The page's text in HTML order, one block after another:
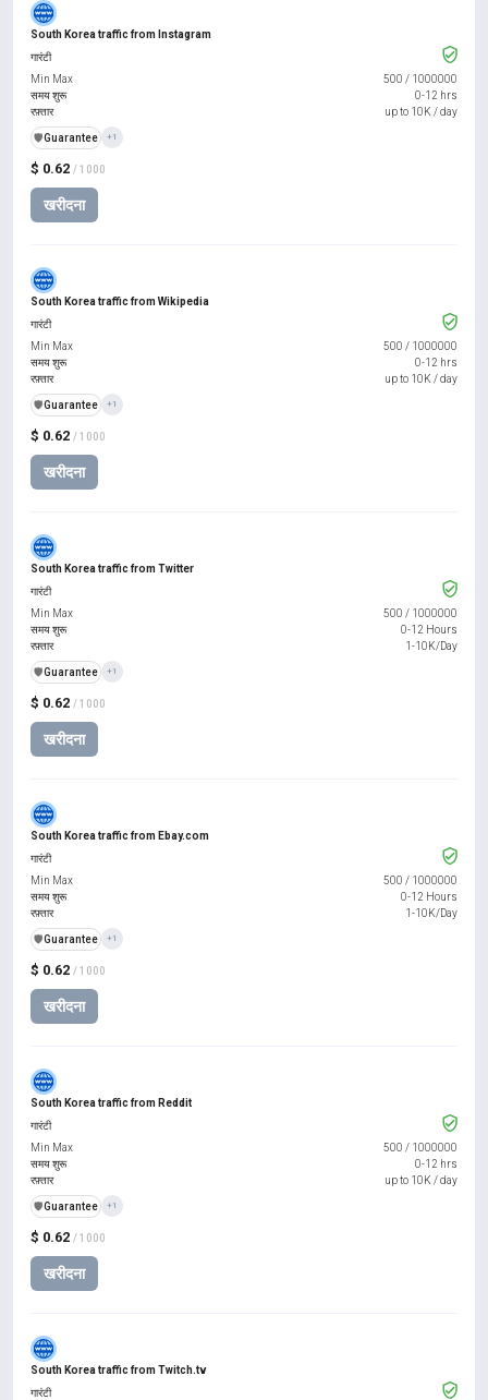
South Korea traffic from Instagram
$ 0.62 / 1000
खरीदना
गारंटी
Min Max
500 / 1000000
समय शुरू
0-12 hrs
रफ़्तार
up to 10K / day
️🛡️Guarantee +1
South Korea traffic from Wikipedia
$ 0.62 / 1000
खरीदना
गारंटी
Min Max
500 / 1000000
समय शुरू
0-12 hrs
रफ़्तार
up to 10K / day
️🛡️Guarantee +1
South Korea traffic from Twitter
$ 0.62 / 1000
खरीदना
गारंटी
Min Max
500 / 1000000
समय शुरू
0-12 Hours
रफ़्तार
1-10K/Day
️🛡️Guarantee +1
South Korea traffic from Ebay.com
$ 0.62 / 1000
खरीदना
गारंटी
Min Max
500 / 1000000
समय शुरू
0-12 Hours
रफ़्तार
1-10K/Day
️🛡️Guarantee +1
South Korea traffic from Reddit
$ 0.62 / 1000
खरीदना
गारंटी
Min Max
500 / 1000000
समय शुरू
0-12 hrs
रफ़्तार
up to 10K / day
️🛡️Guarantee +1
South Korea traffic from Twitch.tv
गारंटी